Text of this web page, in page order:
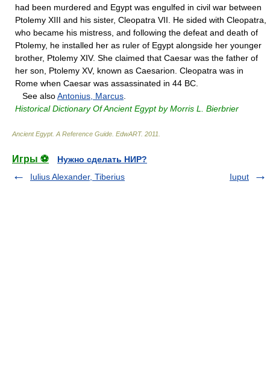
had been murdered and Egypt was engulfed in civil war between
Ptolemy XIII and his sister, Cleopatra VII. He sided with Cleopatra,
who became his mistress, and following the defeat and death of
Ptolemy, he installed her as ruler of Egypt alongside her younger
brother, Ptolemy XIV. She claimed that Caesar was the father of
her son, Ptolemy XV, known as Caesarion. Cleopatra was in
Rome when Caesar was assassinated in 44 BC.
See alsoAntonius, Marcus
Historical Dictionary Of Ancient Egypt by Morris L. Bierbrier
Ancient Egypt. A Reference Guide EdwART. 2011
Игры ⚽
Нужно сделать НИР?
Iulius Alexander, Tiberius
Iuput